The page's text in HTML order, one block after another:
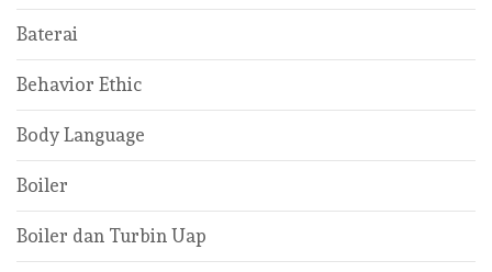
Baterai
Behavior Ethic
Body Language
Boiler
Boiler dan Turbin Uap